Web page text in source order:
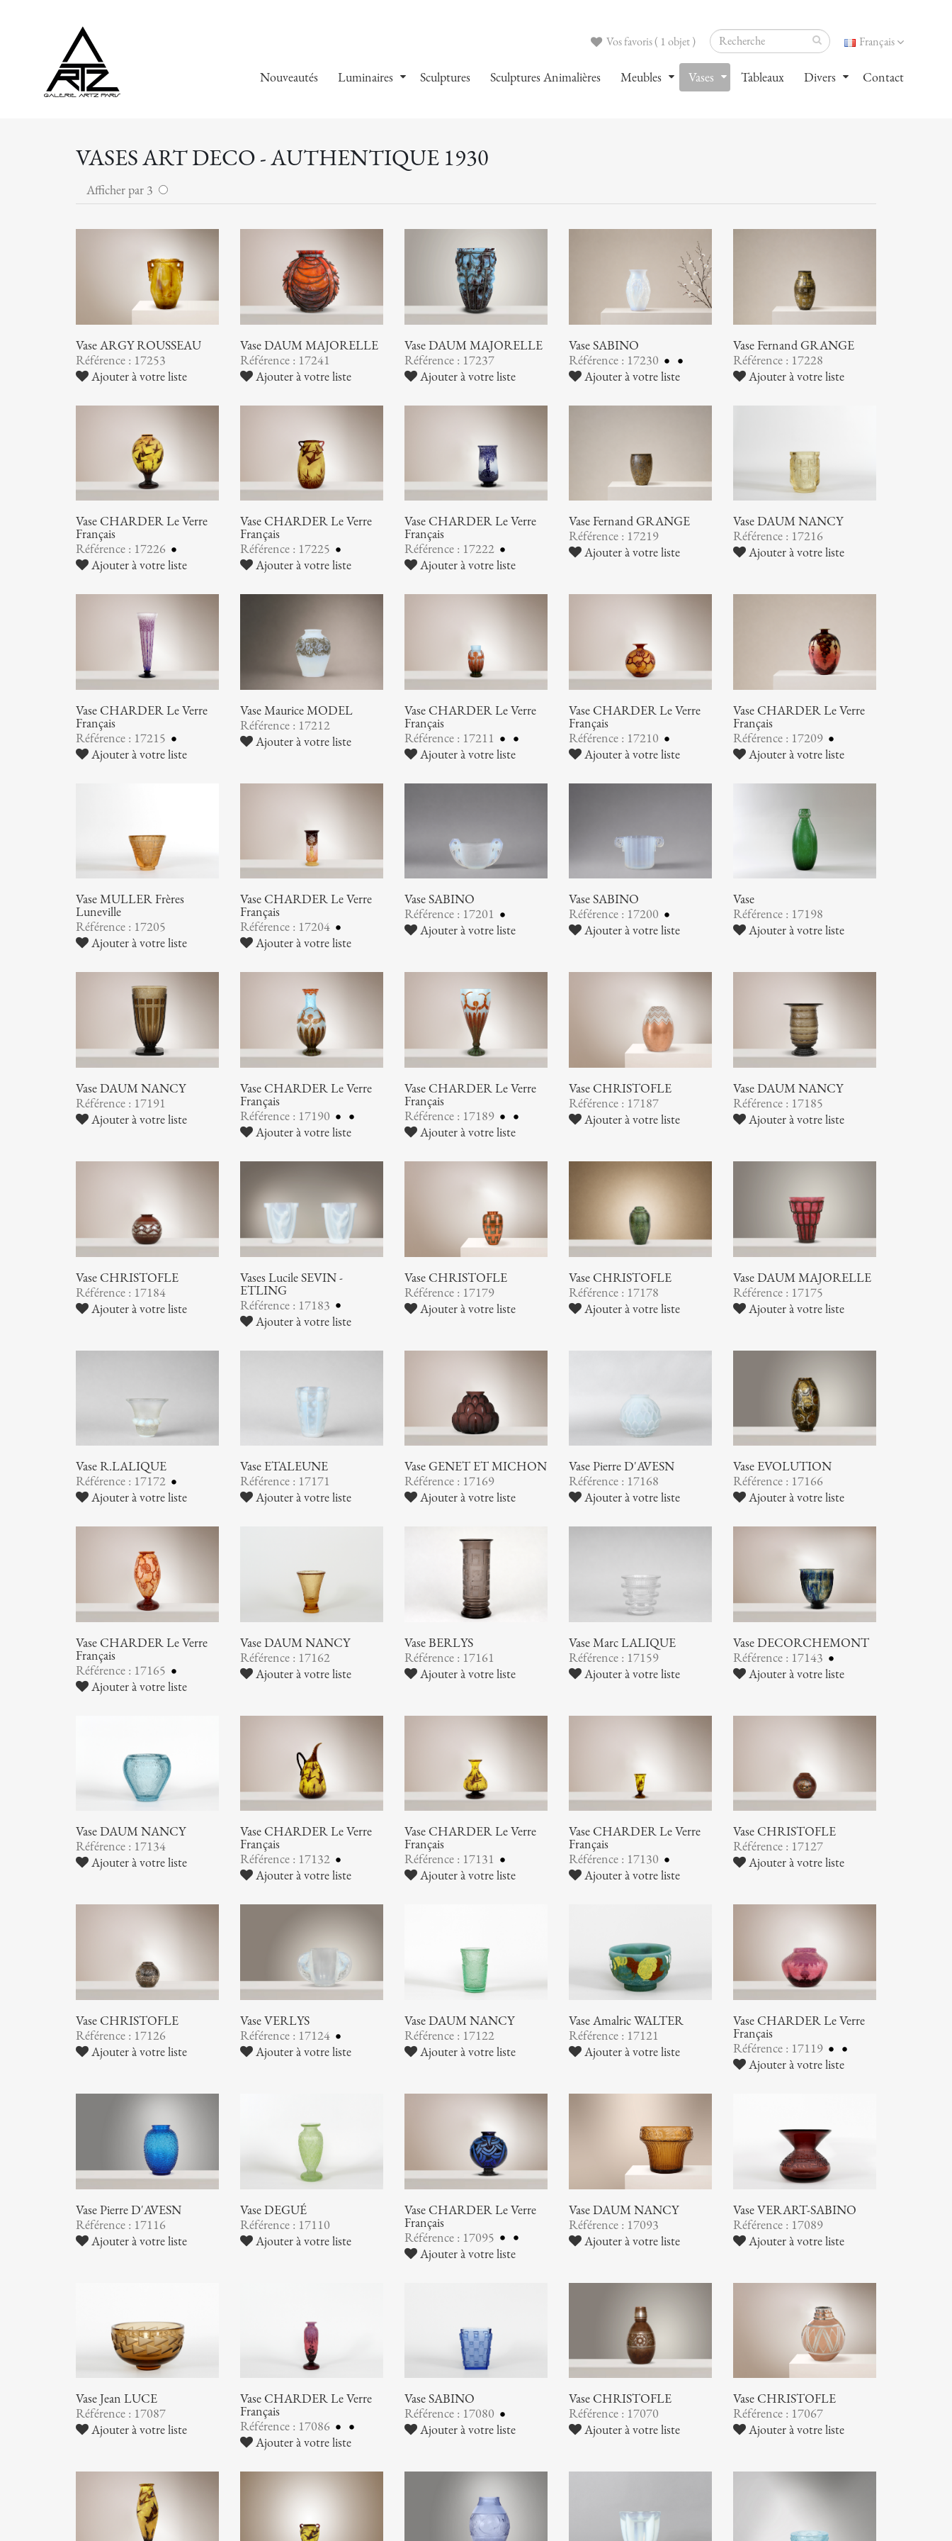
Français
Vos favoris ( 1 objet )
Nouveautés Luminaires Sculptures Sculptures Animalières Meubles Vases Tableaux Divers Contact
VASES ART DECO - AUTHENTIQUE 1930
Afficher par 3
Vase ARGY ROUSSEAU
Référence : 17253
Ajouter à votre liste
Vase DAUM MAJORELLE
Référence : 17241
Ajouter à votre liste
Vase DAUM MAJORELLE
Référence : 17237
Ajouter à votre liste
Vase SABINO
Référence : 17230
Ajouter à votre liste
Vase Fernand GRANGE
Référence : 17228
Ajouter à votre liste
Vase CHARDER Le Verre
Français
Référence : 17226
Ajouter à votre liste
Vase CHARDER Le Verre
Français
Référence : 17225
Ajouter à votre liste
Vase CHARDER Le Verre
Français
Référence : 17222
Ajouter à votre liste
Vase Fernand GRANGE
Référence : 17219
Ajouter à votre liste
Vase DAUM NANCY
Référence : 17216
Ajouter à votre liste
Vase CHARDER Le Verre
Français
Référence : 17215
Ajouter à votre liste
Vase Maurice MODEL
Référence : 17212
Ajouter à votre liste
Vase CHARDER Le Verre
Français
Référence : 17211
Ajouter à votre liste
Vase CHARDER Le Verre
Français
Référence : 17210
Ajouter à votre liste
Vase CHARDER Le Verre
Français
Référence : 17209
Ajouter à votre liste
Vase MULLER Frères
Luneville
Référence : 17205
Ajouter à votre liste
Vase CHARDER Le Verre
Français
Référence : 17204
Ajouter à votre liste
Vase SABINO
Référence : 17201
Ajouter à votre liste
Vase SABINO
Référence : 17200
Ajouter à votre liste
Vase
Référence : 17198
Ajouter à votre liste
Vase DAUM NANCY
Référence : 17191
Ajouter à votre liste
Vase CHARDER Le Verre
Français
Référence : 17190
Ajouter à votre liste
Vase CHARDER Le Verre
Français
Référence : 17189
Ajouter à votre liste
Vase CHRISTOFLE
Référence : 17187
Ajouter à votre liste
Vase DAUM NANCY
Référence : 17185
Ajouter à votre liste
Vase CHRISTOFLE
Référence : 17184
Ajouter à votre liste
Vases Lucile SEVIN -
ETLING
Référence : 17183
Ajouter à votre liste
Vase CHRISTOFLE
Référence : 17179
Ajouter à votre liste
Vase CHRISTOFLE
Référence : 17178
Ajouter à votre liste
Vase DAUM MAJORELLE
Référence : 17175
Ajouter à votre liste
Vase R.LALIQUE
Référence : 17172
Ajouter à votre liste
Vase ETALEUNE
Référence : 17171
Ajouter à votre liste
Vase GENET ET MICHON
Référence : 17169
Ajouter à votre liste
Vase Pierre D'AVESN
Référence : 17168
Ajouter à votre liste
Vase EVOLUTION
Référence : 17166
Ajouter à votre liste
Vase CHARDER Le Verre
Français
Référence : 17165
Ajouter à votre liste
Vase DAUM NANCY
Référence : 17162
Ajouter à votre liste
Vase BERLYS
Référence : 17161
Ajouter à votre liste
Vase Marc LALIQUE
Référence : 17159
Ajouter à votre liste
Vase DECORCHEMONT
Référence : 17143
Ajouter à votre liste
Vase DAUM NANCY
Référence : 17134
Ajouter à votre liste
Vase CHARDER Le Verre
Français
Référence : 17132
Ajouter à votre liste
Vase CHARDER Le Verre
Français
Référence : 17131
Ajouter à votre liste
Vase CHARDER Le Verre
Français
Référence : 17130
Ajouter à votre liste
Vase CHRISTOFLE
Référence : 17127
Ajouter à votre liste
Vase CHRISTOFLE
Référence : 17126
Ajouter à votre liste
Vase VERLYS
Référence : 17124
Ajouter à votre liste
Vase DAUM NANCY
Référence : 17122
Ajouter à votre liste
Vase Amalric WALTER
Référence : 17121
Ajouter à votre liste
Vase CHARDER Le Verre
Français
Référence : 17119
Ajouter à votre liste
Vase Pierre D'AVESN
Référence : 17116
Ajouter à votre liste
Vase DEGUÉ
Référence : 17110
Ajouter à votre liste
Vase CHARDER Le Verre
Français
Référence : 17095
Ajouter à votre liste
Vase DAUM NANCY
Référence : 17093
Ajouter à votre liste
Vase VERART-SABINO
Référence : 17089
Ajouter à votre liste
Vase Jean LUCE
Référence : 17087
Ajouter à votre liste
Vase CHARDER Le Verre
Français
Référence : 17086
Ajouter à votre liste
Vase SABINO
Référence : 17080
Ajouter à votre liste
Vase CHRISTOFLE
Référence : 17070
Ajouter à votre liste
Vase CHRISTOFLE
Référence : 17067
Ajouter à votre liste